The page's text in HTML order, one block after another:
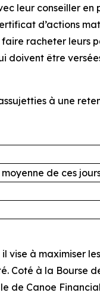
leur conseiller en
d’actions
racheter leurs
doivent être
à une
de ces
vise à maximiser
à la Bourse
de Canoe